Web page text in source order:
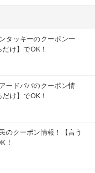
タッキーのクーポン一
け】でOK！
ードパパのクーポン情
け】でOK！
のクーポン情報！【言う
！